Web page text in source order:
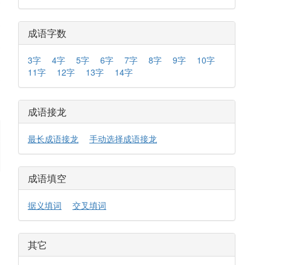
成语字数
3字 4字 5字 6字 7字 8字 9字
10字
11字
12字 13字 14字
成语接龙
最长成语接龙 手动选择成语接龙
成语填空
据义填词 交叉填词
其它